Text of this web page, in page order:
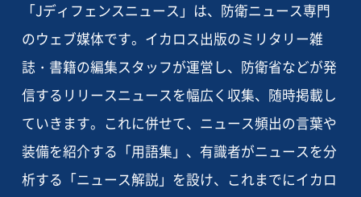
「Jディフェンスニュース」は、防衛ニュース専門
のウェブ媒体です。イカロス出版のミリタリー雑
誌・書籍の編集スタッフが運営し、防衛省などが発
信するリリースニュースを幅広く収集、随時掲載し
ていきます。これに併せて、ニュース頻出の言葉や
装備を紹介する「用語集」、有識者がニュースを分
析する「ニュース解説」を設け、これまでにイカロ